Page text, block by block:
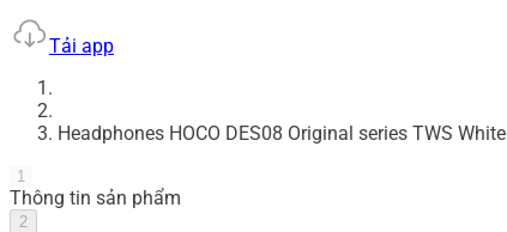
Tải app
Headphones HOCO DES08 Original series TWS White
1
Thông tin sản phẩm
2